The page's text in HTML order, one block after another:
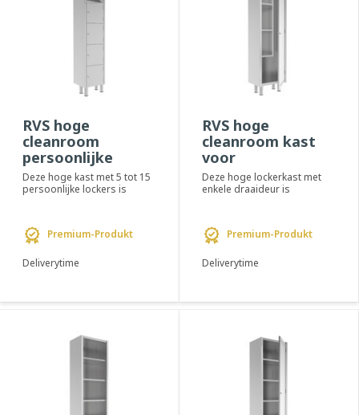
RVS hoge
cleanroom
persoonlijke
lockerkast -
PREMIUM
Deze hoge kast met 5 tot 15
persoonlijke lockers is
Premium-Produkt
Deliverytime
RVS hoge
cleanroom kast
voor
schoonmaakartikelen
- PREMIUM
Deze hoge lockerkast met
enkele draaideur is
schoo...
Premium-Produkt
Deliverytime